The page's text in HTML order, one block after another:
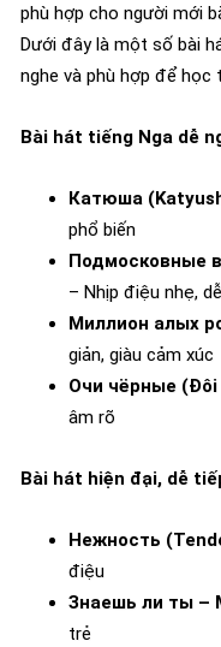
phù hợp cho người mới
Dưới đây là một số bài
nghe và phù hợp để học
Bài hát tiếng Nga dễ
Катюша
phổ biến
Подмосковные
– Nhịp điệu nhẹ,
Миллион алых
giản, giàu cảm xúc
Очи чёрные
âm rõ
Bài hát hiện đại, dễ
Нежность
điệu
Знаешь ли ты –
trẻ